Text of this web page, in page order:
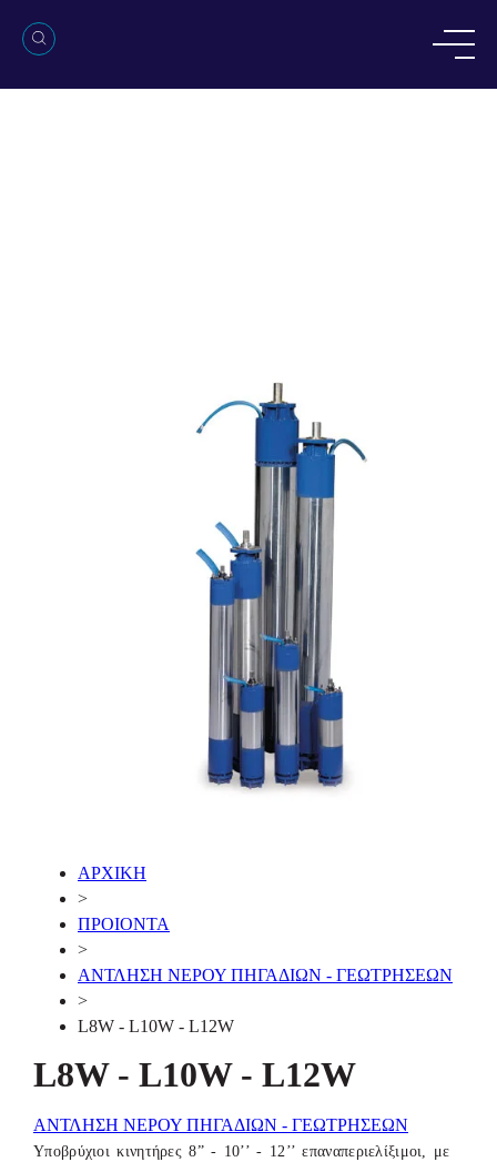
ΑΡΧΙΚΗ
>
ΠΡΟΙΟΝΤΑ
>
ΑΝΤΛΗΣΗ ΝΕΡΟΥ ΠΗΓΑΔΙΩΝ - ΓΕΩΤΡΗΣΕΩΝ
>
L8W - L10W - L12W
L8W - L10W - L12W
ΑΝΤΛΗΣΗ ΝΕΡΟΥ ΠΗΓΑΔΙΩΝ - ΓΕΩΤΡΗΣΕΩΝ
Υποβρύχιοι κινητήρες 8” - 10’’ - 12’’ επαναπεριελίξιμοι, με